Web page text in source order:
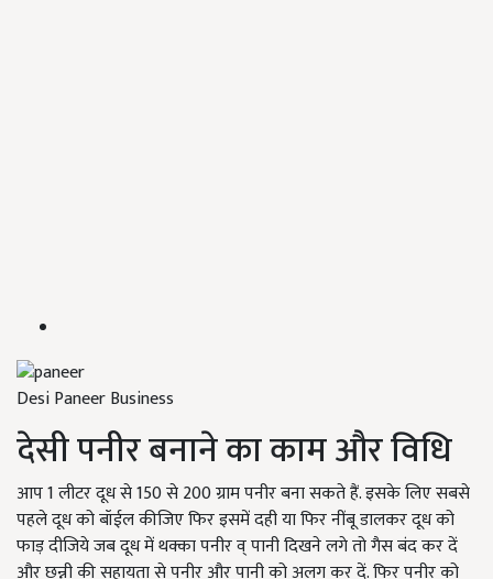
Desi Paneer Business
देसी पनीर बनाने का काम और विधि
आप 1 लीटर दूध से 150 से 200 ग्राम पनीर बना सकते हैं. इसके लिए सबसे
पहले दूध को बॉईल कीजिए फिर इसमें दही या फिर नींबू डालकर दूध को
फाड़ दीजिये जब दूध में थक्का पनीर व् पानी दिखने लगे तो गैस बंद कर दें
और छन्नी की सहायता से पनीर और पानी को अलग कर दें. फिर पनीर को